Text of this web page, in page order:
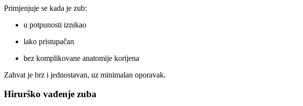
Primjenjuje se kada je zub:
u potpunosti iznikao
lako pristupačan
bez komplikovane anatomije korijena
Zahvat je brz i jednostavan, uz minimalan oporavak.
Hirurško vađenje zuba